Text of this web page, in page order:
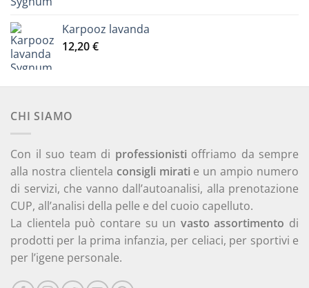
era:
è:
Karpooz lavanda
12,20€
CHI SIAMO
Con il suo team di professionisti offriamo da sempre
alla nostra clientela consigli mirati e un ampio numero
di servizi, che vanno dall’autoanalisi, alla prenotazione
CUP, all’analisi della pelle e del cuoio capelluto.
La clientela può contare su un vasto assortimento di
prodotti per la prima infanzia, per celiaci, per sportivi e
per l’igene personale.